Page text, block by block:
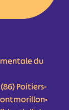
du
Poitiers-